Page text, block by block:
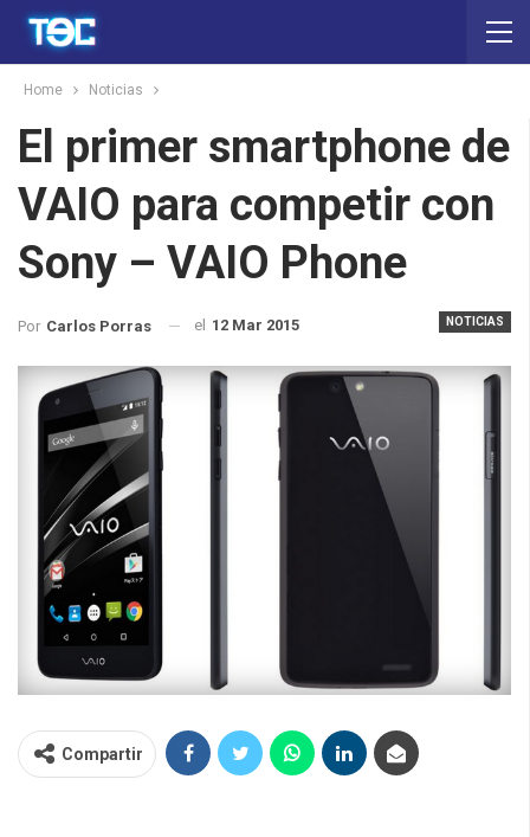
Home Noticias
El primer smartphone de
VAIO para competir con
Sony – VAIO Phone
NOTICIAS
Por Carlos Porras el 12 Mar 2015
Compartir